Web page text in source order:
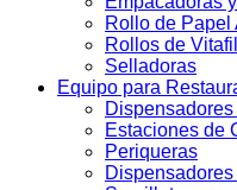
Rollo de Papel
Rollos de
Selladoras
Equipo para
Estaciones de
Periqueras